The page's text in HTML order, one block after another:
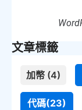
文章標籤
加幣 (4)
代碼(23)